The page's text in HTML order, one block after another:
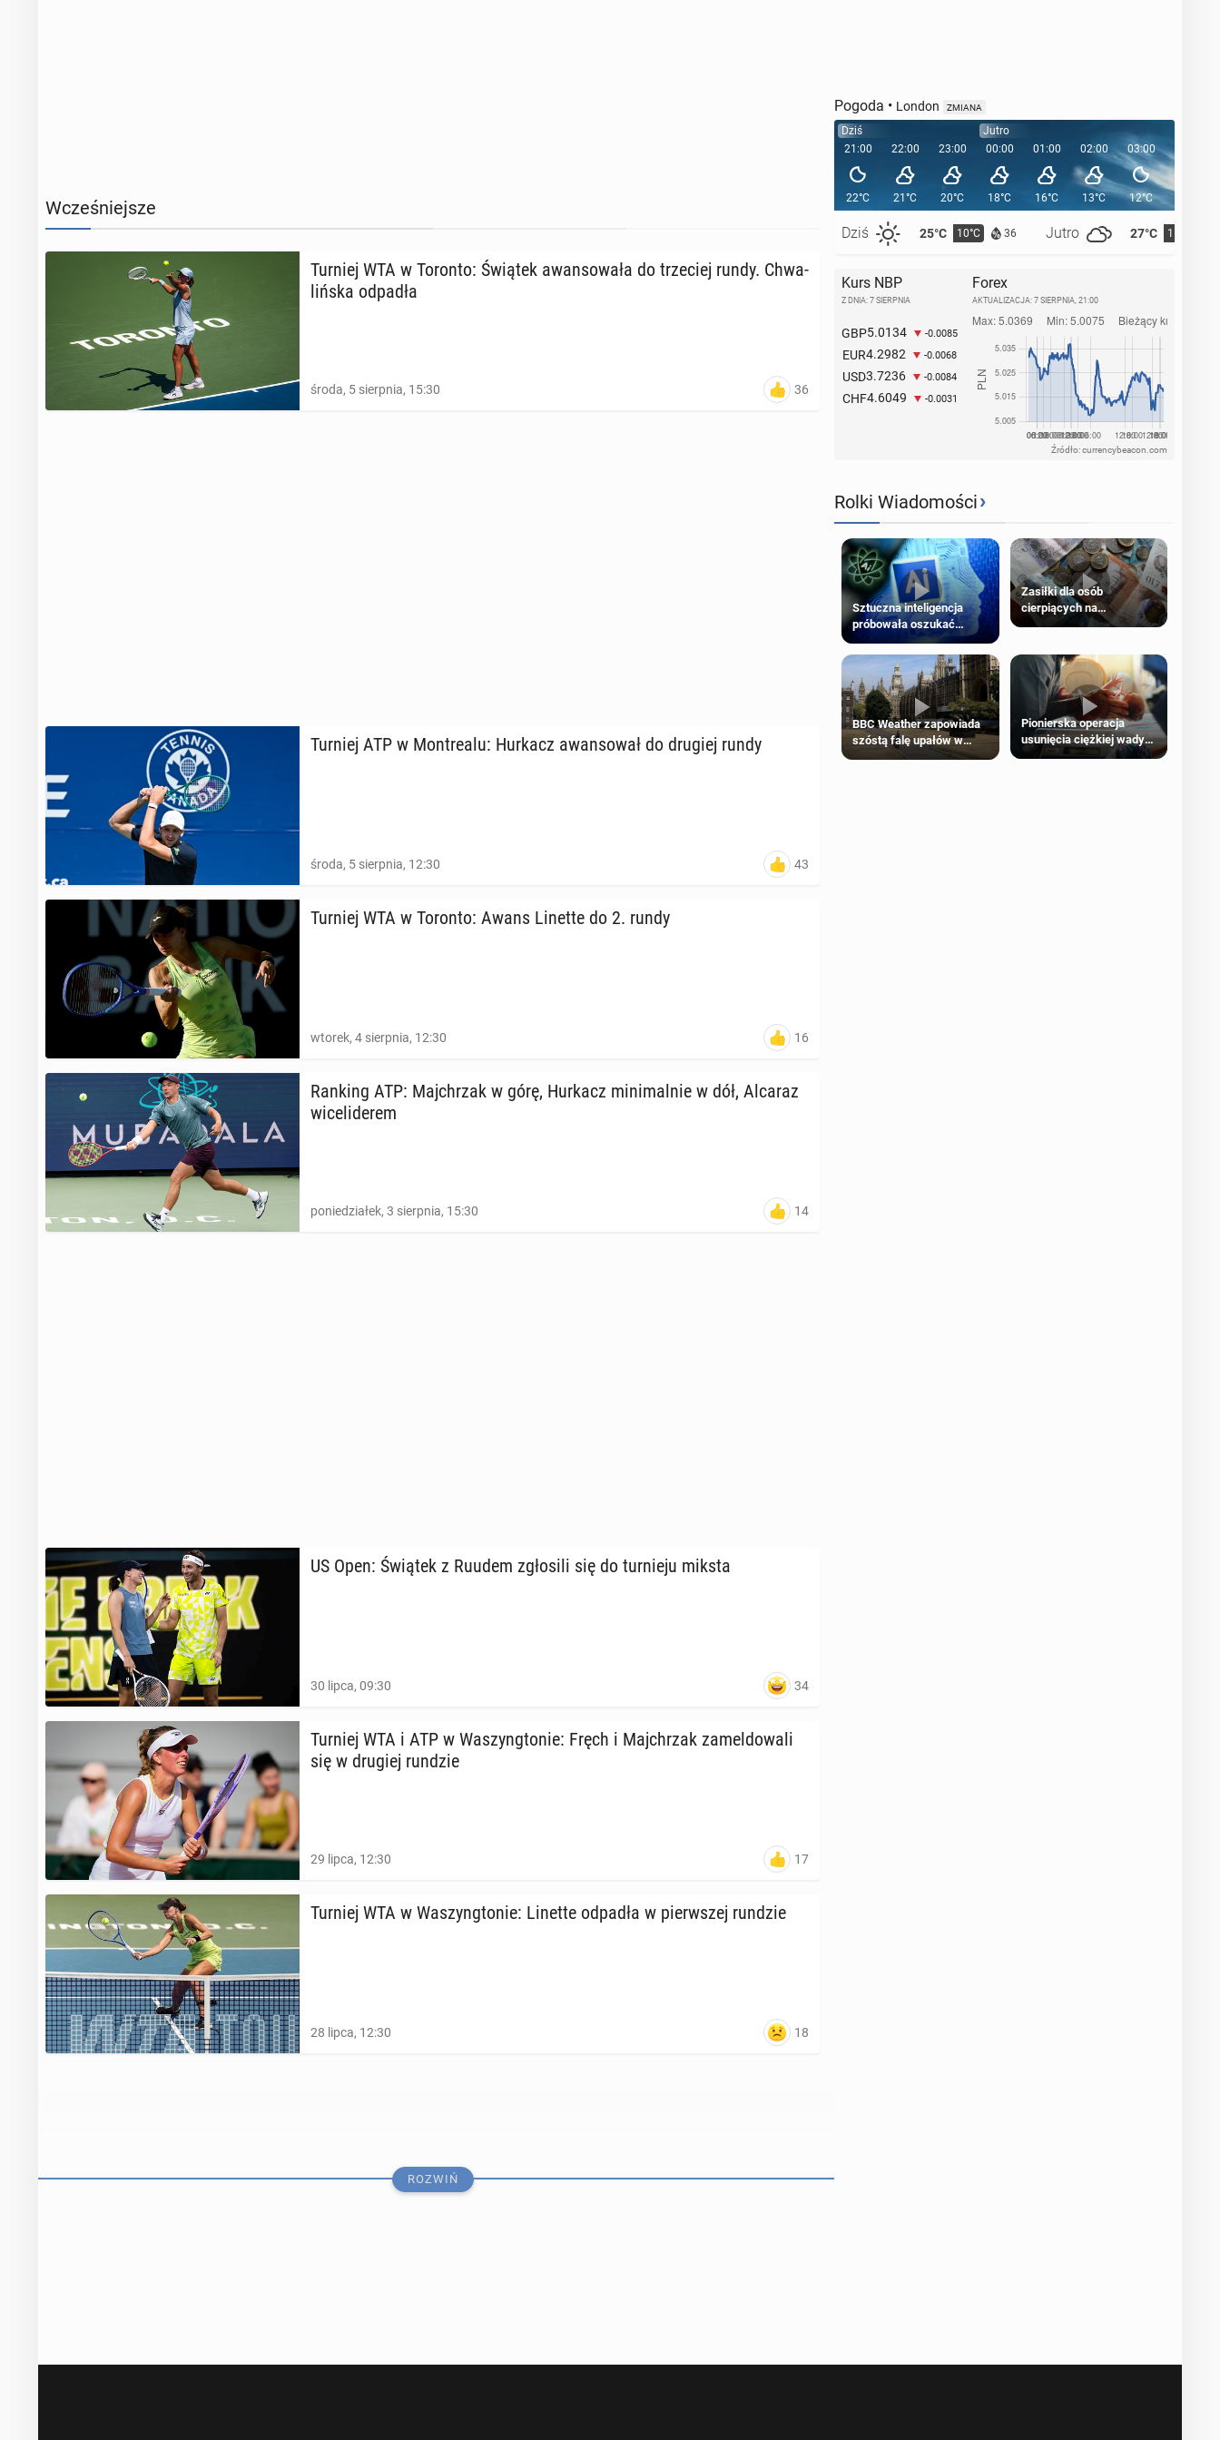
Wcześniejsze
Turniej WTA w Toronto: Świątek awan­so­wa­ła do trze­ciej rundy. Chwa­
liń­ska odpadła
środa, 5 sierpnia, 15:30 36
Turniej ATP w Mont­re­alu: Hurkacz awan­so­wał do drugiej rundy
środa, 5 sierpnia, 12:30 43
Turniej WTA w Toronto: Awans Linette do 2. rundy
wtorek, 4 sierpnia, 12:30 16
Ranking ATP: Maj­chrzak w górę, Hurkacz mi­ni­mal­nie w dół, Alcaraz
wi­ce­li­de­rem
poniedziałek, 3 sierpnia, 15:30 14
US Open: Świątek z Ruudem zgło­si­li się do tur­nie­ju miksta
30 lipca, 09:30 34
Turniej WTA i ATP w Wa­szyng­to­nie: Fręch i Maj­chrzak za­mel­do­wa­li
się w drugiej rundzie
29 lipca, 12:30 17
Turniej WTA w Wa­szyng­to­nie: Linette odpadła w pierw­szej rundzie
28 lipca, 12:30 18
ROZWIŃ
Pogoda • London ZMIANA
Dziś
21:00
22°C
Dziś 25°C 10°C 36 Jutro 27°C 11°C
22:00
21°C
23:00
20°C
Jutro
00:00
18°C
01:00
16°C
02:00
13°C
03:00
12°C
04:00
Kurs NBP
Z DNIA: 7 SIERPNIA
GBP5.0134 -0.0085
EUR4.2982 -0.0068
USD3.7236 -0.0084
CHF4.6049 -0.0031
Forex
AKTUALIZACJA: 7 SIERPNIA, 21:00
Źródło: currencybeacon.com
Rolki Wiadomości›
Sztuczna inteligencja
próbowała oszukać
człowieka
Zasiłki dla osób
cierpiących na
schorzenia psychiczne
BBC Weather zapowiada
szóstą falę upałów w
Londynie
Pionierska operacja
usunięcia ciężkiej wady
wrodzonej płodu w łonie